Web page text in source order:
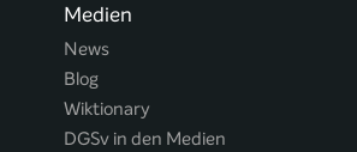
Medien
News
Blog
Wiktionary
DGSv in den Medien